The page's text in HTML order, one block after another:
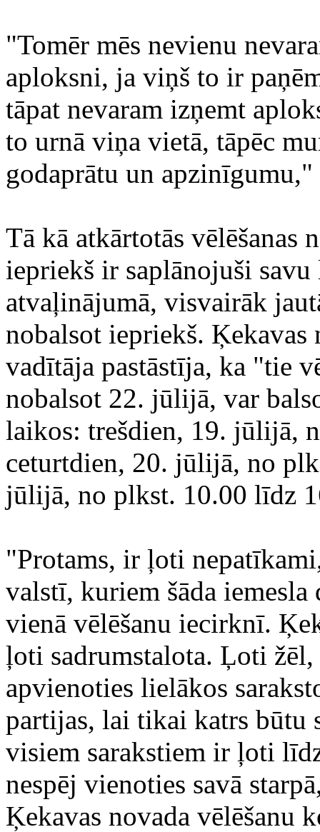
"Tomēr mēs nevienu
aploksni, ja viņš to ir
tāpat nevaram izņemt
to urnā viņa vietā, tāpēc
godaprātu un
Tā kā atkārtotās
iepriekš ir saplānojuši
atvaļinājumā, visvairāk
nobalsot iepriekš. Ķekavas
vadītāja pastāstīja, ka "tie
nobalsot 22. jūlijā, var
laikos: trešdien, 19. jūlijā,
ceturtdien, 20. jūlijā, no
jūlijā, no plkst. 10.00 līdz
"Protams, ir ļoti
valstī, kuriem šāda iemesla
vienā vēlēšanu iecirknī.
ļoti sadrumstalota. Ļoti
apvienoties lielākos
partijas, lai tikai katrs būtu
visiem sarakstiem ir ļoti
nespēj vienoties savā
Ķekavas novada vēlēšanu